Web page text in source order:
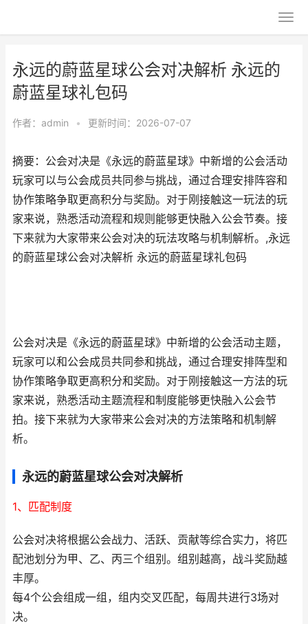
永远的蔚蓝星球公会对决解析 永远的
蔚蓝星球礼包码
作者： admin • 更新时间：2026-07-07
摘要：公会对决是《永远的蔚蓝星球》中新增的公会活动
玩家可以与公会成员共同参与挑战，通过合理安排阵容和
协作策略争取更高积分与奖励。对于刚接触这一玩法的玩
家来说，熟悉活动流程和规则能够更快融入公会节奏。接
下来就为大家带来公会对决的玩法攻略与机制解析。,永远
的蔚蓝星球公会对决解析 永远的蔚蓝星球礼包码
公会对决是《永远的蔚蓝星球》中新增的公会活动主题，
玩家可以和公会成员共同参和挑战，通过合理安排阵型和
协作策略争取更高积分和奖励。对于刚接触这一方法的玩
家来说，熟悉活动主题流程和制度能够更快融入公会节
拍。接下来就为大家带来公会对决的方法策略和机制解
析。
永远的蔚蓝星球公会对决解析
1、匹配制度
公会对决将根据公会战力、活跃、贡献等综合实力，将匹
配池划分为甲、乙、丙三个组别。组别越高，战斗奖励越
丰厚。
每4个公会组成一组，组内交叉匹配，每周共进行3场对
决。